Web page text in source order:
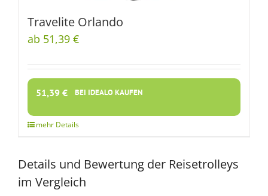
Travelite Orlando
ab 51,39 €
51,39 € BEI IDEALO KAUFEN
Details und Bewertung der Reisetrolleys
im Vergleich